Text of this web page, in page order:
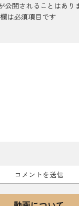
公開されることはあり
は必須項目です